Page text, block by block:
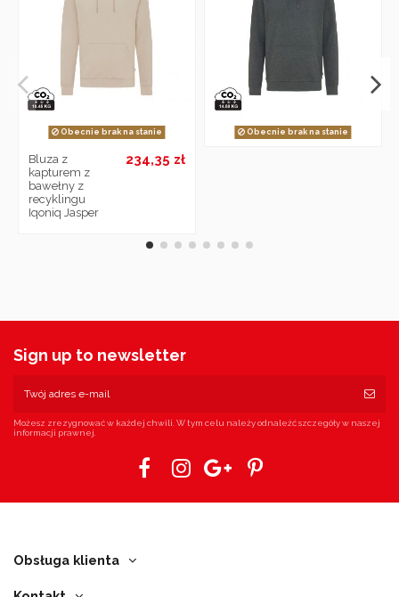
Obecnie brak na stanie
Bluza z
kapturem z
bawełny z
recyklingu
Iqoniq Jasper
234,35 zł
Obecnie brak na stanie
Sign up to newsletter
Możesz zrezygnować w każdej chwili. W tym celu należy odnaleźć szczegóły w naszej
informacji prawnej.
Obsługa klienta